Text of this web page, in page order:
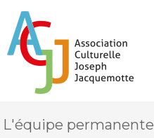
L'équipe permanente